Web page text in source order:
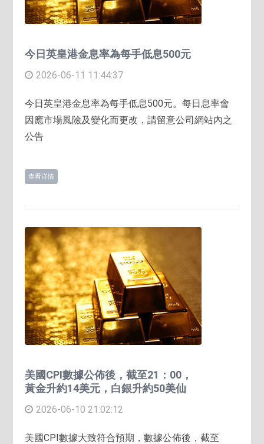
今日英皇港金息率為每手低息500元
2026-06-11 11:44:37
今日英皇港金息率為每手低息500元。每日息率會
因應市場風險及變化而更改，請留意公司網站內之
公告
查看详情
美國CPI數據公佈後，截至21：00，
黃金升約14美元，白銀升約50美仙
2026-06-10 21:02:12
美國CPI數據大致符合預期，數據公佈後，截至